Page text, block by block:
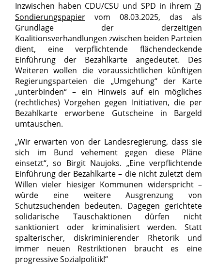
Inzwischen haben CDU/CSU und SPD in ihrem
Sondierungspapier vom 08.03.2025, das als
Grundlage der derzeitigen
Koalitionsverhandlungen zwischen beiden Parteien
dient, eine verpflichtende flächendeckende
Einführung der Bezahlkarte angedeutet. Des
Weiteren wollen die voraussichtlichen künftigen
Regierungsparteien die „Umgehung“ der Karte
„unterbinden“ – ein Hinweis auf ein mögliches
(rechtliches) Vorgehen gegen Initiativen, die per
Bezahlkarte erworbene Gutscheine in Bargeld
umtauschen.
„Wir erwarten von der Landesregierung, dass sie
sich im Bund vehement gegen diese Pläne
einsetzt“, so Birgit Naujoks. „Eine verpflichtende
Einführung der Bezahlkarte – die nicht zuletzt dem
Willen vieler hiesiger Kommunen widerspricht –
würde eine weitere Ausgrenzung von
Schutzsuchenden bedeuten. Dagegen gerichtete
solidarische Tauschaktionen dürfen nicht
sanktioniert oder kriminalisiert werden. Statt
spalterischer, diskriminierender Rhetorik und
immer neuen Restriktionen braucht es eine
progressive Sozialpolitik!“